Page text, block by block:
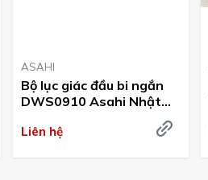
ASAHI
Bộ lục giác đầu bi ngắn
DWS0910 Asahi Nhật
Liên hệ